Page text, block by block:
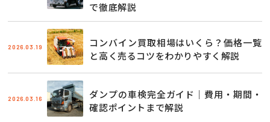
で徹底解説
2026.03.19
コンバイン買取相場はいくら？価格一覧
と高く売るコツをわかりやすく解説
2026.03.16
ダンプの車検完全ガイド｜費用・期間・
確認ポイントまで解説